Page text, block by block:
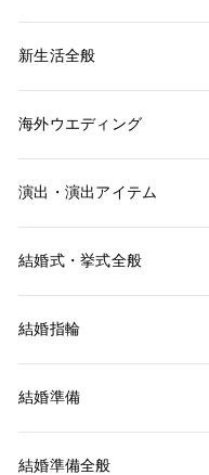
新生活全般
海外ウエディング
演出・演出アイテム
結婚式・挙式全般
結婚指輪
結婚準備
結婚準備全般